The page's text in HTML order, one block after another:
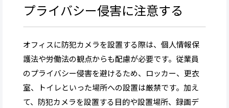
プライバシー侵害に注意する
オフィスに防犯カメラを設置する際は、個人情報保
護法や労働法の観点からも配慮が必要です。従業員
のプライバシー侵害を避けるため、ロッカー、更衣
室、トイレといった場所への設置は厳禁です。加え
て、防犯カメラを設置する目的や設置場所、録画デ